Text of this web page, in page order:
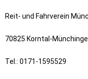
Reit- und Fahrverein
70825 Korntal-
Tel.: 0171-1595529